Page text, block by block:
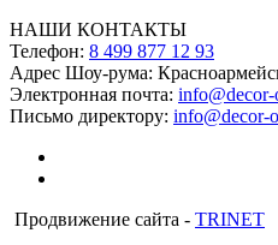
НАШИ КОНТАКТЫ
Телефон: 8 499 877 12 93
Адрес Шоу-рума:
Электронная почта:
Письмо директору: info@decor-
Продвижение сайта - TRINET